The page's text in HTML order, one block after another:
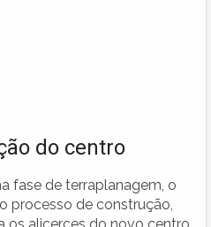
do centro
fase de terraplanagem, o
processo de construção,
os alicerces do novo centro.